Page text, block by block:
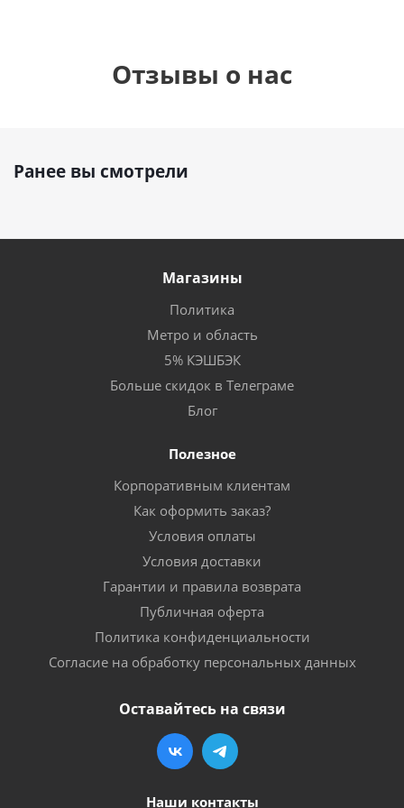
Отзывы о нас
Ранее вы смотрели
Магазины
Политика
Метро и область
5% КЭШБЭК
Больше скидок в Телеграме
Блог
Полезное
Корпоративным клиентам
Как оформить заказ?
Условия оплаты
Условия доставки
Гарантии и правила возврата
Публичная оферта
Политика конфиденциальности
Согласие на обработку персональных данных
Оставайтесь на связи
Наши контакты